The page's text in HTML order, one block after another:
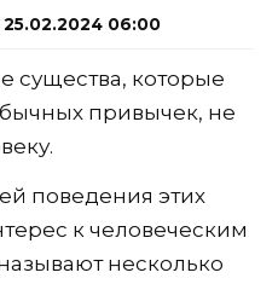
25.02.2024 06:00
существа, которые
привычек, не
поведения этих
к человеческим
несколько